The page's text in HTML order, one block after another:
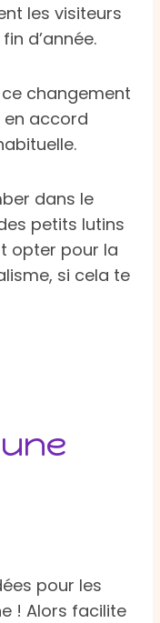
les visiteurs
d’année.
changement
accord
dans le
petits lutins
opter pour la
si cela te
pour les
! Alors facilite